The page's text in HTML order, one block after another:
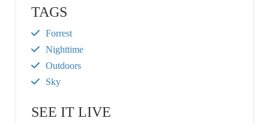
TAGS
Forrest
Nighttime
Outdoors
Sky
SEE IT LIVE